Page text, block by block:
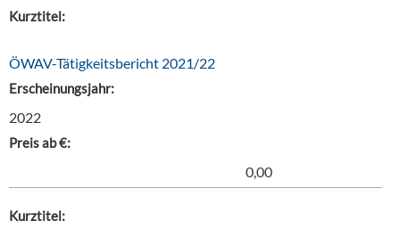
Kurztitel:
ÖWAV-Tätigkeitsbericht 2021/22
Erscheinungsjahr:
2022
Preis ab €:
0,00
Kurztitel: